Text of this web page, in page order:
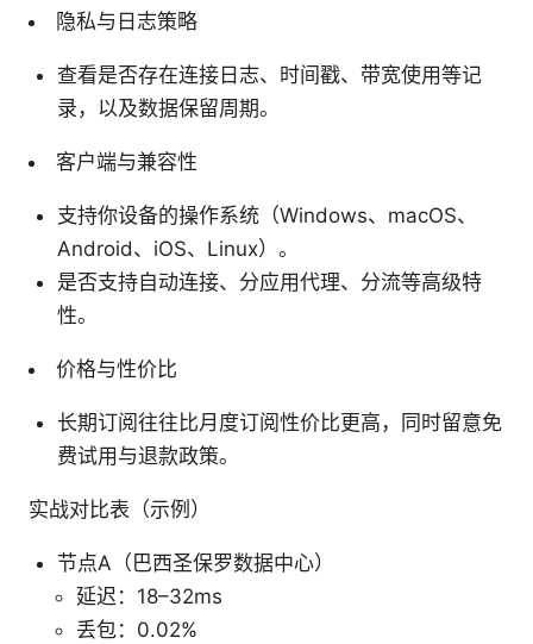
隐私与日志策略
查看是否存在连接日志、时间戳、带宽使用等记
录，以及数据保留周期。
客户端与兼容性
支持你设备的操作系统（Windows、macOS、
Android、iOS、Linux）。
是否支持自动连接、分应用代理、分流等高级特
性。
价格与性价比
长期订阅往往比月度订阅性价比更高，同时留意免
费试用与退款政策。
实战对比表（示例）
节点A（巴西圣保罗数据中心）
延迟：18–32ms
丢包：0.02%